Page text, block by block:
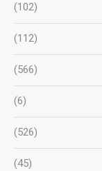
(102)
(112)
(566)
(6)
(526)
(45)